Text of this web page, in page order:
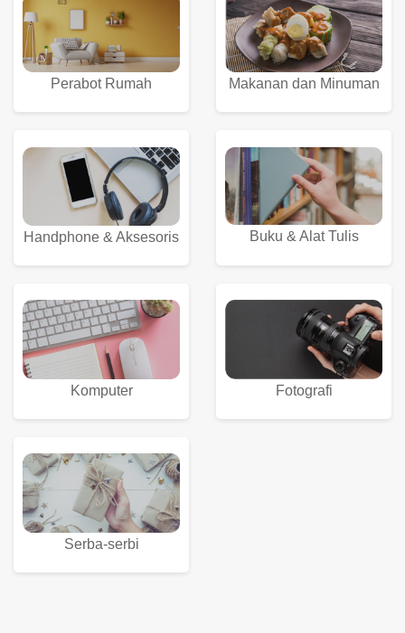
Perabot Rumah Makanan dan Minuman
Handphone & Aksesoris Buku & Alat Tulis
Komputer Fotografi
Serba-serbi